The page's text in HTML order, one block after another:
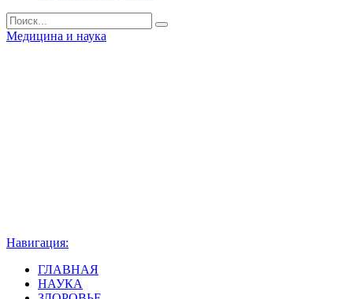
Медицина и наука
Навигация:
ГЛАВНАЯ
НАУКА